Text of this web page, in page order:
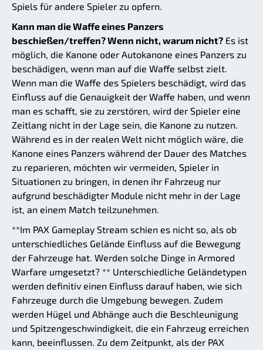
Spiels für andere Spieler zu opfern.
Kann man die Waffe eines Panzers
beschießen/treffen? Wenn nicht, warum nicht? Es ist
möglich, die Kanone oder Autokanone eines Panzers zu
beschädigen, wenn man auf die Waffe selbst zielt.
Wenn man die Waffe des Spielers beschädigt, wird das
Einfluss auf die Genauigkeit der Waffe haben, und wenn
man es schafft, sie zu zerstören, wird der Spieler eine
Zeitlang nicht in der Lage sein, die Kanone zu nutzen.
Während es in der realen Welt nicht möglich wäre, die
Kanone eines Panzers während der Dauer des Matches
zu reparieren, möchten wir vermeiden, Spieler in
Situationen zu bringen, in denen ihr Fahrzeug nur
aufgrund beschädigter Module nicht mehr in der Lage
ist, an einem Match teilzunehmen.
**Im PAX Gameplay Stream schien es nicht so, als ob
unterschiedliches Gelände Einfluss auf die Bewegung
der Fahrzeuge hat. Werden solche Dinge in Armored
Warfare umgesetzt? ** Unterschiedliche Geländetypen
werden definitiv einen Einfluss darauf haben, wie sich
Fahrzeuge durch die Umgebung bewegen. Zudem
werden Hügel und Abhänge auch die Beschleunigung
und Spitzengeschwindigkeit, die ein Fahrzeug erreichen
kann, beeinflussen. Zu dem Zeitpunkt, als der PAX